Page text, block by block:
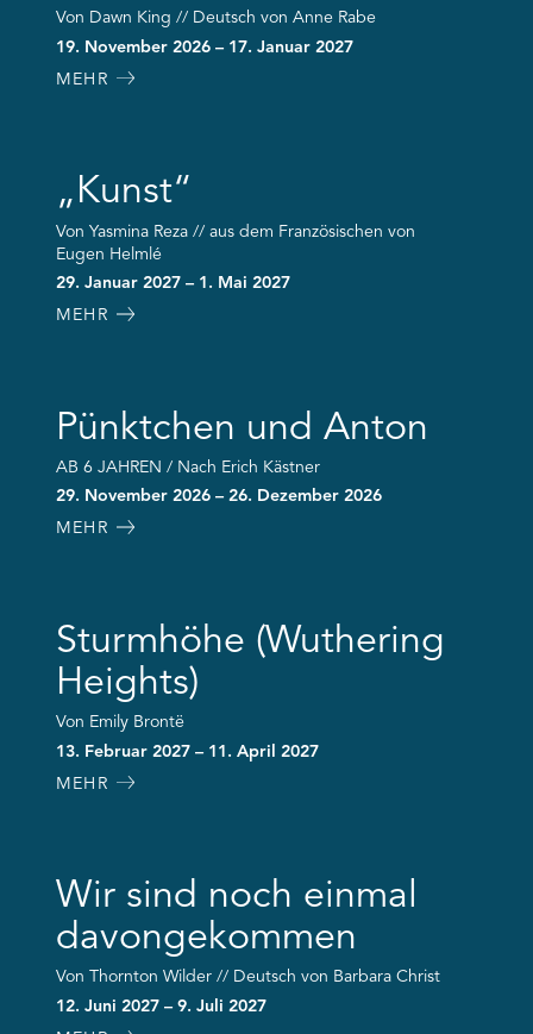
Von Dawn King // Deutsch von Anne Rabe
19. November 2026 – 17. Januar 2027
MEHR
„Kunst“
Von Yasmina Reza // aus dem Französischen von
Eugen Helmlé
29. Januar 2027 – 1. Mai 2027
MEHR
Pünktchen und Anton
AB 6 JAHREN / Nach Erich Kästner
29. November 2026 – 26. Dezember 2026
MEHR
Sturmhöhe (Wuthering
Heights)
Von Emily Brontë
13. Februar 2027 – 11. April 2027
MEHR
Wir sind noch einmal
davongekommen
Von Thornton Wilder // Deutsch von Barbara Christ
12. Juni 2027 – 9. Juli 2027